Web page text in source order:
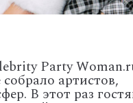
Party
артистов,
В этот раз